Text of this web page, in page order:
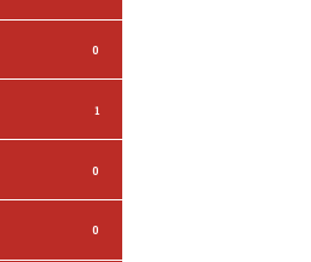
0
1
0
0